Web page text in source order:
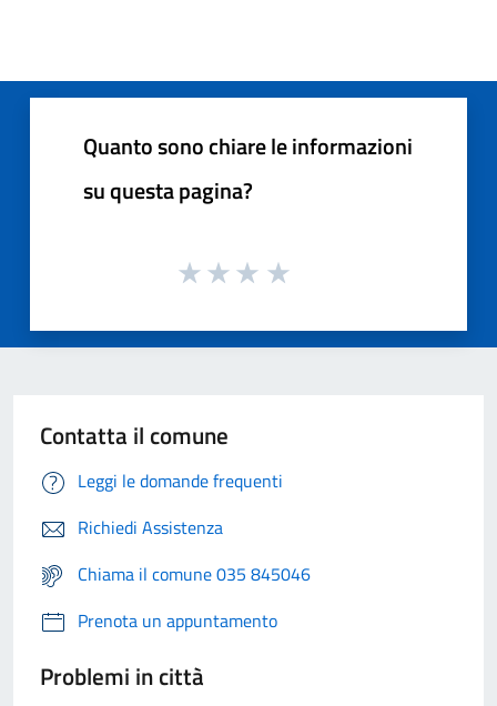
Quanto sono chiare le informazioni
su questa pagina?
Contatta il comune
Leggi le domande frequenti
Richiedi Assistenza
Chiama il comune 035 845046
Prenota un appuntamento
Problemi in città